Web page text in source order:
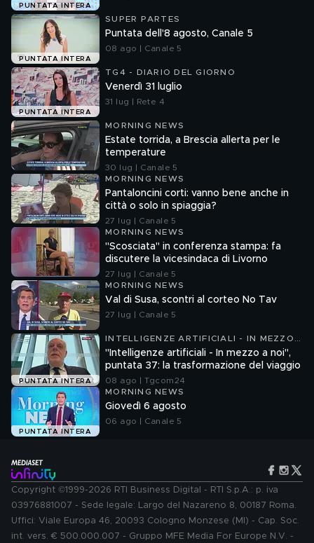
PUNTATA INTERA
PUNTATA INTERA
SUPER PARTES
Puntata dell'8 agosto, Canale 5
08 ago | Canale 5
PUNTATA INTERA
TG4 - DIARIO DEL GIORNO
Venerdì 31 luglio
31 lug | Rete 4
MORNING NEWS
Estate torrida, a Brescia allerta per le
temperature
30 lug | Canale 5
MORNING NEWS
Pantaloncini corti: vanno bene anche in
città o solo in spiaggia?
27 lug | Canale 5
MORNING NEWS
"Scosciata" in conferenza stampa: fa
discutere la vicesindaca di Livorno
27 lug | Canale 5
MORNING NEWS
Val di Susa, scontri al corteo No Tav
27 lug | Canale 5
PUNTATA INTERA
INTELLIGENZE ARTIFICIALI - IN MEZZO
A NOI
"Intelligenze artificiali - In mezzo a noi",
puntata 37: la trasformazione del viaggio
08 ago | Tgcom24
PUNTATA INTERA
MORNING NEWS
Giovedì 6 agosto
06 ago | Canale 5
Copyright ©1999-2026 RTI Business Digital - RTI S.p.A.: p. iva
03976881007 - Sede legale: Largo del Nazareno 8, 00187 Roma.
Uffici: Viale Europa 46, 20093 Cologno Monzese (MI) - Cap. Soc.
int. vers. € 500.000.007 - Gruppo MFE Media For Europe N.V. -